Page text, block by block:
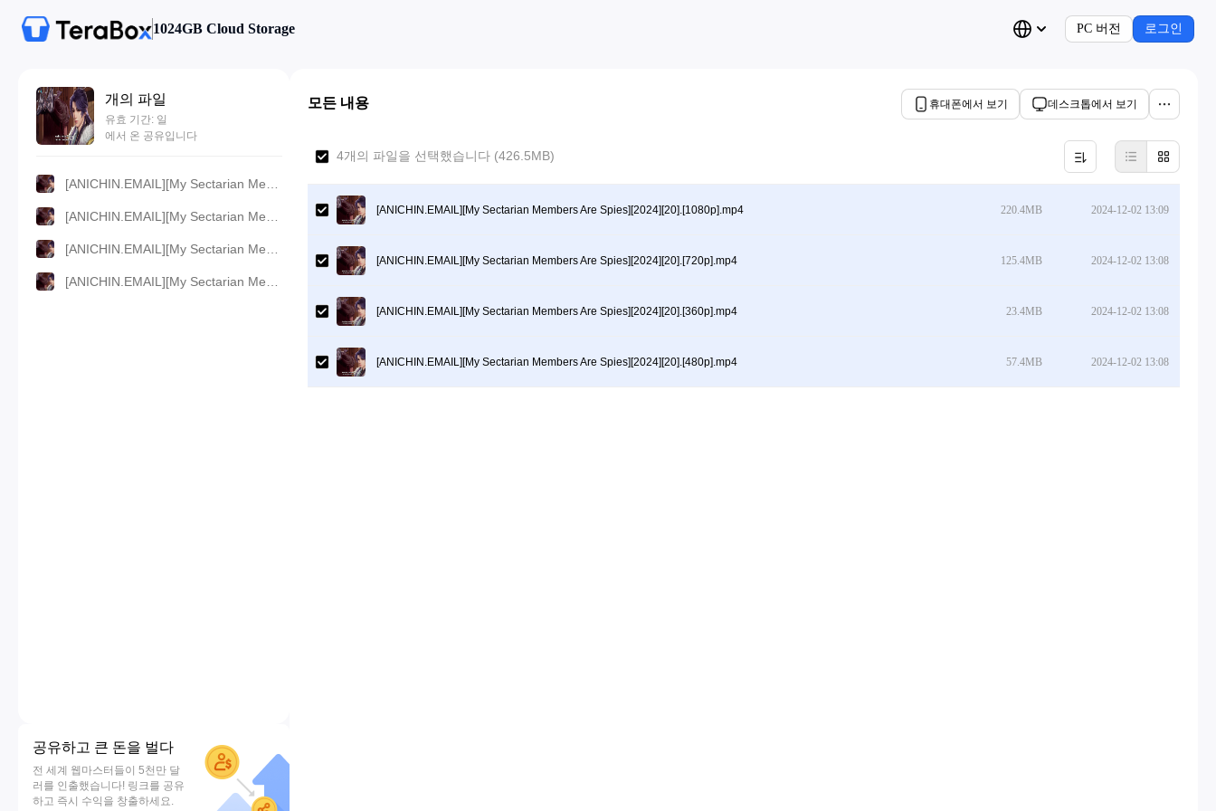
1024GB Cloud Storage PC 버전 로그인
개의 파일
유효 기간: 일
에서 온 공유입니다
공유하고 큰 돈을 벌다
전 세계 웹마스터들이 5천만 달
러를 인출했습니다! 링크를 공유
하고 즉시 수익을 창출하세요.
모든 내용 휴대폰에서 보기 데스크톱에서 보기
4개의 파일을 선택했습니다 (426.5MB)
[ANICHIN.EMAIL][My Sectarian Members Are Spies][2024][20].[1080p].mp4 220.4MB 2024-12-02 13:09
[ANICHIN.EMAIL][My Sectarian Members Are Spies][2024][20].[720p].mp4 125.4MB 2024-12-02 13:08
[ANICHIN.EMAIL][My Sectarian Members Are Spies][2024][20].[360p].mp4 23.4MB 2024-12-02 13:08
[ANICHIN.EMAIL][My Sectarian Members Are Spies][2024][20].[480p].mp4 57.4MB 2024-12-02 13:08